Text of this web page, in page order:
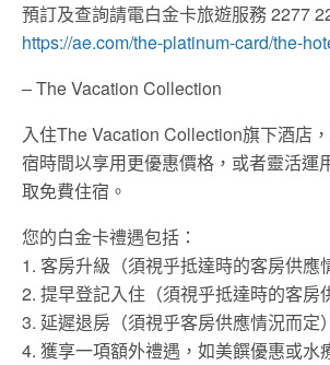
預訂及查詢請電白金卡旅遊服務 2277
https://ae.com/the-platinum-card/the-
– The Vacation Collection
入住The Vacation Collection旗下酒店
宿時間以享用更優惠價格，或者靈活運
取免費住宿。
您的白金卡禮遇包括：
1. 客房升級（須視乎抵達時的客房供應
2. 提早登記入住（須視乎抵達時的客房
3. 延遲退房（須視乎客房供應情況而定）
4. 獲享一項額外禮遇，如美饌優惠或水